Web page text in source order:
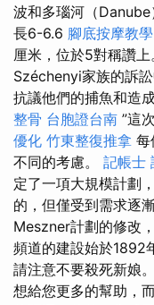
波和多瑙河（
長6-6.6 腳底按摩教學
厘米，位於5對稱讚上
Széchenyi家族的訴
抗議他們的捕魚和造
整骨 台胞證台南 ”這
優化 竹東整復推拿 每
不同的考慮。 記帳士
定了一項大規模計劃
的，但僅受到需求逐
Meszner計劃的修改
頻道的建設始於1892
請注意不要殺死新娘
想給您更多的幫助，